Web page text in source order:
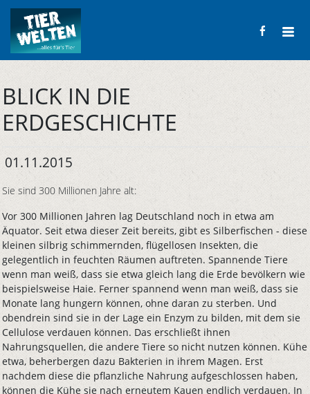
BLICK IN DIE
ERDGESCHICHTE
01.11.2015
Sie sind 300 Millionen Jahre alt:
Vor 300 Millionen Jahren lag Deutschland noch in etwa am
Äquator. Seit etwa dieser Zeit bereits, gibt es Silberfischen - diese
kleinen silbrig schimmernden, flügellosen Insekten, die
gelegentlich in feuchten Räumen auftreten. Spannende Tiere
wenn man weiß, dass sie etwa gleich lang die Erde bevölkern wie
beispielsweise Haie. Ferner spannend wenn man weiß, dass sie
Monate lang hungern können, ohne daran zu sterben. Und
obendrein sind sie in der Lage ein Enzym zu bilden, mit dem sie
Cellulose verdauen können. Das erschließt ihnen
Nahrungsquellen, die andere Tiere so nicht nutzen können. Kühe
etwa, beherbergen dazu Bakterien in ihrem Magen. Erst
nachdem diese die pflanzliche Nahrung aufgeschlossen haben,
können die Kühe sie nach erneutem Kauen endlich verdauen. In